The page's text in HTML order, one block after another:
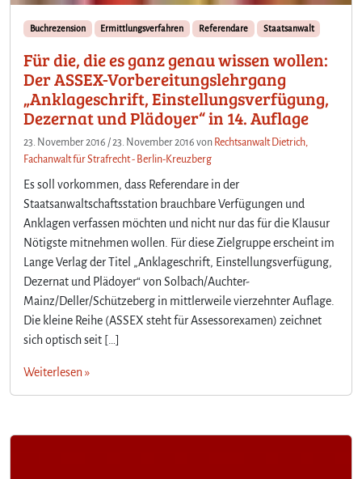
Buchrezension Ermittlungsverfahren Referendare Staatsanwalt
Für die, die es ganz genau wissen wollen:
Der ASSEX-Vorbereitungslehrgang
„Anklageschrift, Einstellungsverfügung,
Dezernat und Plädoyer“ in 14. Auflage
23. November 2016 /23. November 2016 von Rechtsanwalt Dietrich,
Fachanwalt für Strafrecht - Berlin-Kreuzberg
Es soll vorkommen, dass Referendare in der
Staatsanwaltschaftsstation brauchbare Verfügungen und
Anklagen verfassen möchten und nicht nur das für die Klausur
Nötigste mitnehmen wollen. Für diese Zielgruppe erscheint im
Lange Verlag der Titel „Anklageschrift, Einstellungsverfügung,
Dezernat und Plädoyer“ von Solbach/Auchter-
Mainz/Deller/Schützeberg in mittlerweile vierzehnter Auflage.
Die kleine Reihe (ASSEX steht für Assessorexamen) zeichnet
sich optisch seit […]
Weiterlesen »